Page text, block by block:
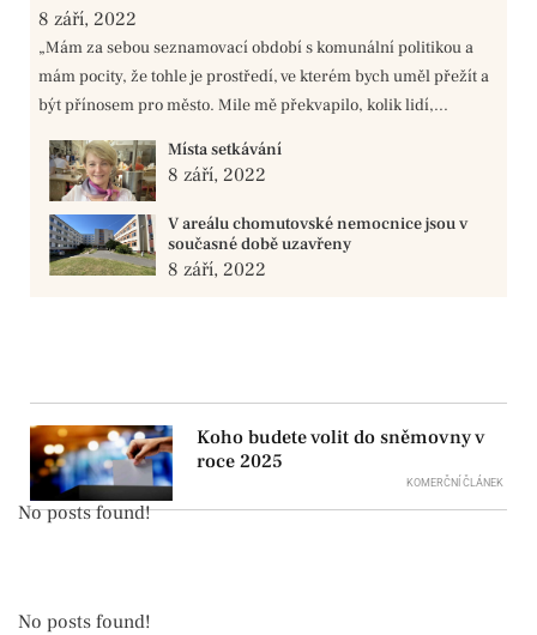
8 září, 2022
„Mám za sebou seznamovací období s komunální politikou a
mám pocity, že tohle je prostředí, ve kterém bych uměl přežít a
být přínosem pro město. Mile mě překvapilo, kolik lidí,...
Místa setkávání
8 září, 2022
V areálu chomutovské nemocnice jsou v
současné době uzavřeny
8 září, 2022
Koho budete volit do sněmovny v
roce 2025
KOMERČNÍ ČLÁNEK
No posts found!
No posts found!